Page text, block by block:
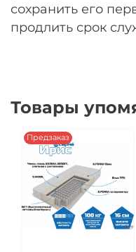
сохранить его
продлить срок
Товары
Предзаказ